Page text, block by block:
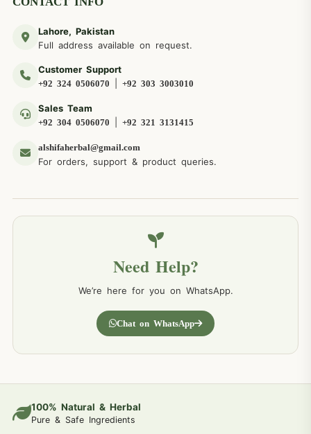
Lahore, Pakistan
Full address available on request.
Customer Support
+92 324 0506070 +92 303 3003010
Sales Team
+92 304 0506070 +92 321 3131415
alshifaherbal@gmail.com
For orders, support & product queries.
Need Help?
We’re here for you on WhatsApp.
Chat on WhatsApp
100% Natural & Herbal
Pure & Safe Ingredients